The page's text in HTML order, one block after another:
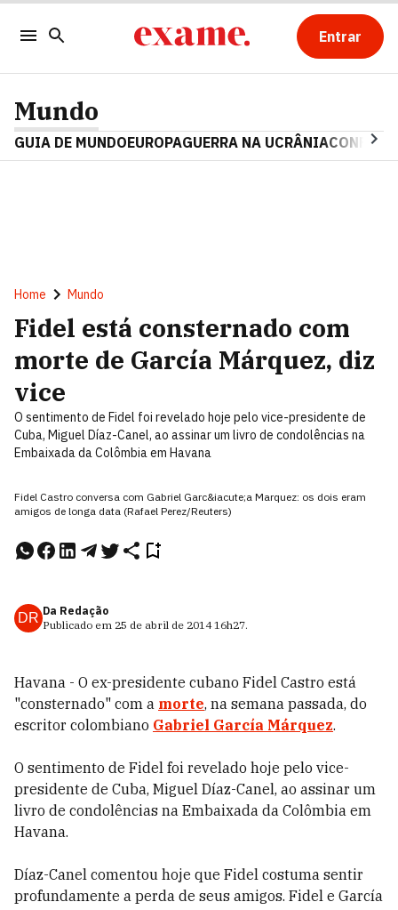
Entrar
Mundo
GUIA DE MUNDOEUROPAGUERRA NA UCRÂNIA
Home Mundo
Fidel está consternado com
morte de García Márquez, diz
vice
O sentimento de Fidel foi revelado hoje pelo vice-presidente de
Cuba, Miguel Díaz-Canel, ao assinar um livro de condolências na
Embaixada da Colômbia em Havana
Fidel Castro conversa com Gabriel Garc&iacute;a Marquez: os dois eram
amigos de longa data (Rafael Perez/Reuters)
DR Da Redação
Publicado em 25 de abril de 2014 16h27.
Havana - O ex-presidente cubano Fidel Castro está
"consternado" com a morte, na semana passada, do
escritor colombiano Gabriel García Márquez.
O sentimento de Fidel foi revelado hoje pelo vice-
presidente de Cuba, Miguel Díaz-Canel, ao assinar um
livro de condolências na Embaixada da Colômbia em
Havana.
Díaz-Canel comentou hoje que Fidel costuma sentir
profundamente a perda de seus amigos. Fidel e García